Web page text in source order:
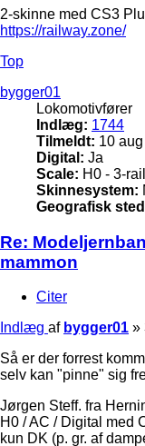
2-skinne med CS3
https://railway.zone/
Top
bygger01
Lokomotivfører
Indlæg: 1744
Tilmeldt: 10
Digital: Ja
Scale: H0 - 3-rail
Skinnesystem:
Geografisk
Re:
mammon
Citer
Indlæg af bygger01 »
Så er der forrest
selv kan "pinne" sig
Jørgen Steff. fra
H0 / AC / Digital med
kun DK (p. gr. af